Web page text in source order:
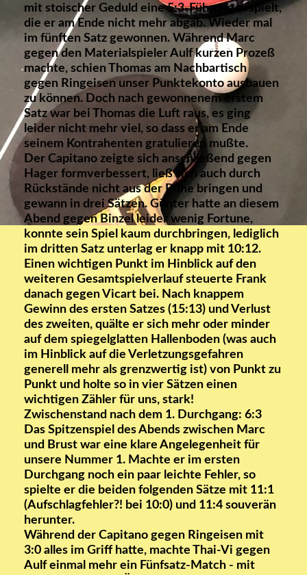
mit stoischer Geduld eine 5:3-Führung erspielt,
die er am Ende nicht mehr abgab. Wieder mal
im fünften Satz gewonnen. Während Marc
gegen den Materialspieler Aulf kurzen Prozeß
machte, schien Thomas am Nachbartisch
gegen Ringeisen unser Punktekonto ausbauen
zu können. Doch nach gewonnenem erstem
Satz war bei Thomas die Luft raus, es ging
leider nicht mehr viel, so dass er am Ende
seinem Kontrahenten gratulieren mußte.
Der Capitano zeigte sich anschließend gegen
Hager formverbessert, ließ sich auch durch
Rückstände nicht aus der Ruhe bringen und
gewann in drei Sätzen. Günter hatte an diesem
Abend gegen Binzel leider wenig Fortune,
konnte sein Spiel kaum durchbringen, lediglich
im dritten Satz unterlag er knapp mit 10:12.
Einen wichtigen Punkt im Hinblick auf den
weiteren Gesamtspielverlauf steuerte Frank
danach gegen Vicart bei. Nach knappem
Gewinn des ersten Satzes (15:13) und Verlust
des zweiten, quälte er sich mehr oder minder
auf dem spiegelglatten Hallenboden (was auch
im Hinblick auf die Verletzungsgefahren
generell mehr als grenzwertig ist) von Punkt zu
Punkt und holte so in vier Sätzen einen
wichtigen Zähler für uns, stark!
Zwischenstand nach dem 1. Durchgang: 6:3
Das Spitzenspiel des Abends zwischen Marc
und Brust war eine klare Angelegenheit für
unsere Nummer 1. Machte er im ersten
Durchgang noch ein paar leichte Fehler, so
spielte er die beiden folgenden Sätze mit 11:1
(Aufschlagfehler?! bei 10:0) und 11:4 souverän
herunter.
Während der Capitano gegen Ringeisen mit
3:0 alles im Griff hatte, machte Thai-Vi gegen
Aulf einmal mehr ein Fünfsatz-Match - mit